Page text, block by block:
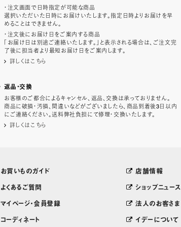
・注文画面で日時指定が可能な商品
選択いただいた日時にお届けいたします。指定日時よりお届けを早
めることはできません。
・注文後にお届け日をご案内する商品
「お届け日は別途ご連絡いたします。」と表示される場合は、ご注文完
了後に担当者より最短お届け日をご案内します。
詳しくはこちら
返品・交換
お客様のご都合によるキャンセル、返品、交換は承っておりません。
商品に破損・汚損、間違いなどがございましたら、商品到着後3日以内
にご連絡ください。送料弊社負担にて修理・交換いたします。
詳しくはこちら
お買いものガイド
よくあるご質問
マイページ・会員登録
コーディネート
店舗情報
ショップニュース
法人のお客さま
イデーについて